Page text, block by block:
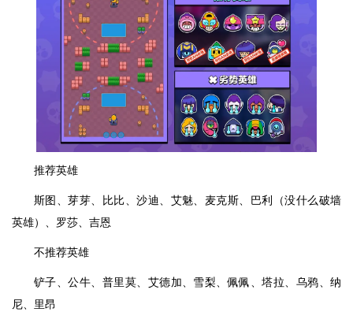
推荐英雄
斯图、芽芽、比比、沙迪、艾魅、麦克斯、巴利（没什么破墙
英雄）、罗莎、吉恩
不推荐英雄
铲子、公牛、普里莫、艾德加、雪梨、佩佩、塔拉、乌鸦、纳
尼、里昂